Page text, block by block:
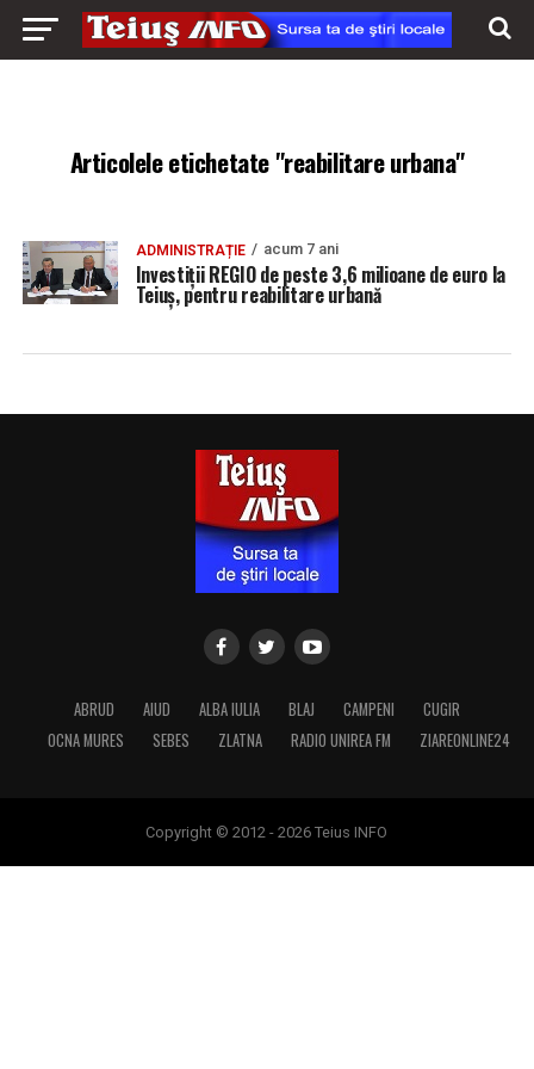
Articolele etichetate "reabilitare urbana"
ADMINISTRAȚIE acum 7 ani
Investiții REGIO de peste 3,6 milioane de euro la
Teiuș, pentru reabilitare urbană
ABRUD AIUD ALBA IULIA BLAJ CAMPENI
CUGIR
OCNA MURES
SEBES ZLATNA RADIO UNIREA FM ZIAREONLINE24
Copyright © 2012 - 2026 Teius INFO